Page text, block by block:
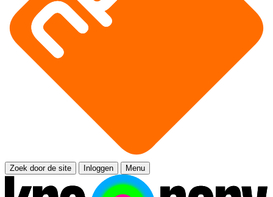
Zoek door de site Inloggen Menu